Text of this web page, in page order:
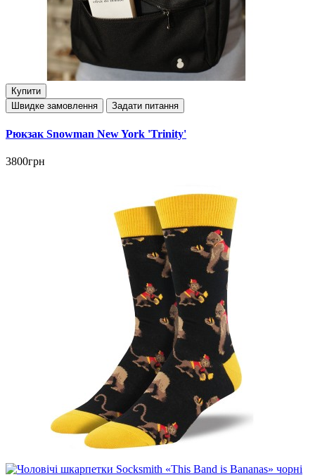
Купити
Швидке замовлення
Задати питання
Рюкзак Snowman New York 'Trinity'
3800грн